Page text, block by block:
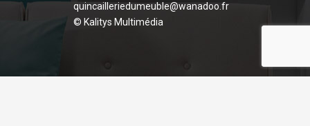
quincailleriedumeuble@wanadoo.fr
© Kalitys Multimédia